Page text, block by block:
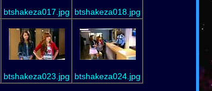
btshakeza017.jpg btshakeza018.jpg
btshakeza023.jpg btshakeza024.jpg